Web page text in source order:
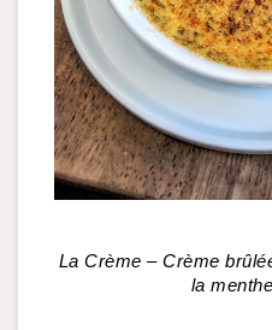
La Crème – Crème
la